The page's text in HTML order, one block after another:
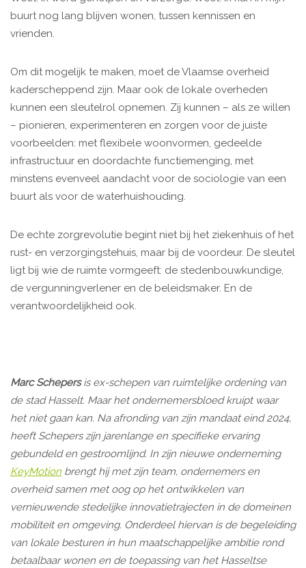
buurt nog lang blijven wonen, tussen kennissen en
vrienden.
Om dit mogelijk te maken, moet de Vlaamse overheid
kaderscheppend zijn. Maar ook de lokale overheden
kunnen een sleutelrol opnemen. Zij kunnen – als ze willen
– pionieren, experimenteren en zorgen voor de juiste
voorbeelden: met flexibele woonvormen, gedeelde
infrastructuur en doordachte functiemenging, met
minstens evenveel aandacht voor de sociologie van een
buurt als voor de waterhuishouding.
De echte zorgrevolutie begint niet bij het ziekenhuis of het
rust- en verzorgingstehuis, maar bij de voordeur. De sleutel
ligt bij wie de ruimte vormgeeft: de stedenbouwkundige,
de vergunningverlener en de beleidsmaker. En de
verantwoordelijkheid ook.
Marc Schepersis ex-schepen van ruimtelijke ordening van
de stad Hasselt. Maar het ondernemersbloed kruipt waar
het niet gaan kan. Na afronding van zijn mandaat eind 2024,
heeft Schepers zijn jarenlange en specifieke ervaring
gebundeld en gestroomlijnd. In zijn nieuwe onderneming
KeyMotion brengt hij met zijn team, ondernemers en
overheid samen met oog op het ontwikkelen van
vernieuwende stedelijke innovatietrajecten in de domeinen
mobiliteit en omgeving. Onderdeel hiervan is de begeleiding
van lokale besturen in hun maatschappelijke ambitie rond
betaalbaar wonen en de toepassing van het Hasseltse